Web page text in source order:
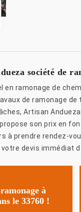
société de
en ramonage de
de ramonage
Artisan
son prix en
à prendre rendez-
devis immédiat
à
le 33760 !